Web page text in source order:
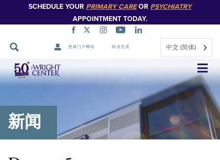
SCHEDULE YOUR PRIMARY CAREOR PSYCHIATRY
APPOINTMENT TODAY.
患者门户网站 职业生涯 中文 (简体)
跳
过
导
新闻